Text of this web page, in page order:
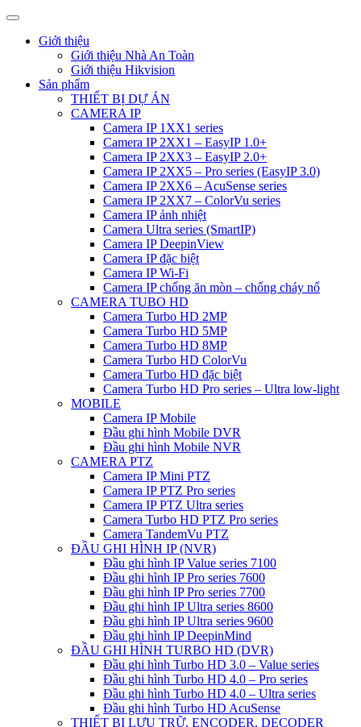
Giới thiệu
Giới thiệu Nhà An Toàn
Giới thiệu Hikvision
Sản phẩm
THIẾT BỊ DỰ ÁN
CAMERA IP
Camera IP 1XX1 series
Camera IP 2XX1 – EasyIP 1.0+
Camera IP 2XX3 – EasyIP 2.0+
Camera IP 2XX5 – Pro series (EasyIP 3.0)
Camera IP 2XX6 – AcuSense series
Camera IP 2XX7 – ColorVu series
Camera IP ảnh nhiệt
Camera Ultra series (SmartIP)
Camera IP DeepinView
Camera IP đặc biệt
Camera IP Wi-Fi
Camera IP chống ăn mòn – chống cháy nổ
CAMERA TUBO HD
Camera Turbo HD 2MP
Camera Turbo HD 5MP
Camera Turbo HD 8MP
Camera Turbo HD ColorVu
Camera Turbo HD đặc biệt
Camera Turbo HD Pro series – Ultra low-light
MOBILE
Camera IP Mobile
Đầu ghi hình Mobile DVR
Đầu ghi hình Mobile NVR
CAMERA PTZ
Camera IP Mini PTZ
Camera IP PTZ Pro series
Camera IP PTZ Ultra series
Camera Turbo HD PTZ Pro series
Camera TandemVu PTZ
ĐẦU GHI HÌNH IP (NVR)
Đầu ghi hình IP Value series 7100
Đầu ghi hình IP Pro series 7600
Đầu ghi hình IP Pro series 7700
Đầu ghi hình IP Ultra series 8600
Đầu ghi hình IP Ultra series 9600
Đầu ghi hình IP DeepinMind
ĐẦU GHI HÌNH TURBO HD (DVR)
Đầu ghi hình Turbo HD 3.0 – Value series
Đầu ghi hình Turbo HD 4.0 – Pro series
Đầu ghi hình Turbo HD 4.0 – Ultra series
Đầu ghi hình Turbo HD AcuSense
THIẾT BỊ LƯU TRỮ, ENCODER, DECODER